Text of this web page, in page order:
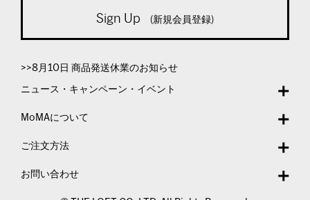
Sign Up (新規会員登録)
>>8月10日 商品発送休業のお知らせ
ニュース・キャンペーン・イベント
MoMAについて
ご注文方法
お問い合わせ